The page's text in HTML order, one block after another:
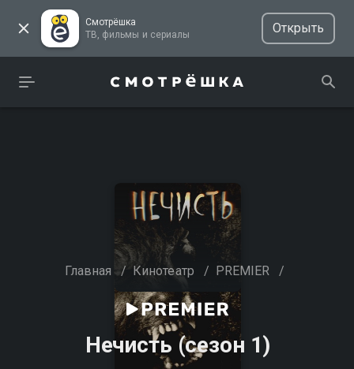
Смотрёшка
ТВ, фильмы и сериалы
Открыть
Главная / Кинотеатр / PREMIER /
Нечисть (сезон 1)